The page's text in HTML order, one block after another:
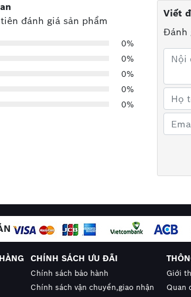
gồm 3 lõi
diện 120mm
vặn xoắn bằng các sợi đồng được ủ
XLPE
3KV
tối đa 90 độ C
ứng tiêu chuẩn của nhà sản xuất.
chuyên phân phối các dòng sản
trên thị trường trong đó có Sino. Với
cấp cho quý khách hàng những
vô cùng ưu đãi. Hãy gọi ngay cho
đánh giá sản phẩm
0%
0%
0%
0%
0%
Viết
Đánh
CHÍNH SÁCH ƯU ĐÃI
Chính sách bảo hành
Chính sách vận chuyển,giao nhận
Giới
Quan